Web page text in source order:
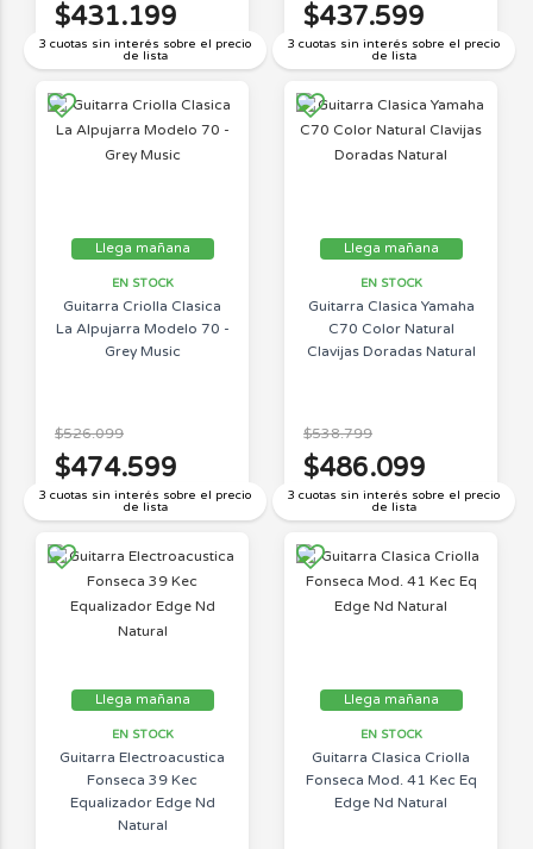
3 cuotas sin interés sobre el precio
de lista
$431.199
3 cuotas sin interés sobre el precio
de lista
$437.599
Llega mañana
EN STOCK
Guitarra Criolla Clasica
La Alpujarra Modelo 70 -
Grey Music
3 cuotas sin interés sobre el precio
de lista
$526.099
$474.599
Llega mañana
EN STOCK
Guitarra Clasica Yamaha
C70 Color Natural
Clavijas Doradas Natural
3 cuotas sin interés sobre el precio
de lista
$538.799
$486.099
Llega mañana
EN STOCK
Guitarra Electroacustica
Fonseca 39 Kec
Equalizador Edge Nd
Natural
Llega mañana
EN STOCK
Guitarra Clasica Criolla
Fonseca Mod. 41 Kec Eq
Edge Nd Natural